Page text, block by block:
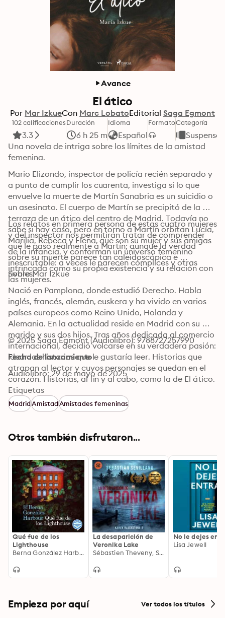
Avance
El ático
Por Mar IzkueCon Marc LobatoEditorial Saga Egmont
102 calificaciones
3.3
Duración
6 h 25 m
Idioma
Español
FormatoCategoría
Suspenso
Una novela de intriga sobre los límites de la amistad
femenina.
Mario Elizondo, inspector de policía recién separado y
a punto de cumplir los cuarenta, investiga si lo que
envuelve la muerte de Martín Sanabria es un suicidio o
un asesinato. El cuerpo de Martín se precipitó de la
terraza de un ático del centro de Madrid. Todavía no
sabe si hay caso, pero en torno a Martín orbitan Lucía,
Marilia, Rebeca y Elena, que son su mujer y sus amigas
de la infancia, y conforman un universo femenino
inescrutable: a veces le parecen cómplices y otras
rivales.
Los relatos en primera persona de estas cuatro mujeres
y del inspector nos permitirán tratar de comprender
qué le pasó realmente a Martín; aunque la verdad
sobre su muerte parece tan caleidoscópica e
intrincada como su propia existencia y su relación con
las mujeres.
Sobre Mar Izkue
Nació en Pamplona, donde estudió Derecho. Habla
inglés, francés, alemán, euskera y ha vivido en varios
países europeos como Reino Unido, Holanda y
Alemania. En la actualidad reside en Madrid con su
marido y sus dos hijos. Tras años dedicada al comercio
internacional, decidió volcarse en su verdadera pasión:
idear las historias que le gustaría leer. Historias que
atrapan al lector y cuyos personajes se quedan en el
corazón. Historias, al fin y al cabo, como la de El ático.
© 2025 Saga Egmont (Audiolibro): 9788727257990
Fecha de lanzamiento
Audiolibro: 29 de mayo de 2025
Etiquetas
MadridAmistadAmistades femeninas
Otros también disfrutaron...
Qué fue de los
Lighthouse
Berna González Harbour
La desaparición de
Veronika Lake
Sébastien Theveny, Sebastián Sevillano
No le dejes
Lisa Jewell
Empieza por aquí Ver todos los títulos